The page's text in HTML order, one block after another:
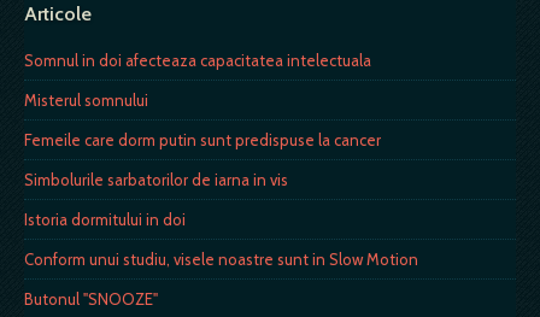
Articole
Somnul in doi afecteaza capacitatea intelectuala
Misterul somnului
Femeile care dorm putin sunt predispuse la cancer
Simbolurile sarbatorilor de iarna in vis
Istoria dormitului in doi
Conform unui studiu, visele noastre sunt in Slow Motion
Butonul "SNOOZE"